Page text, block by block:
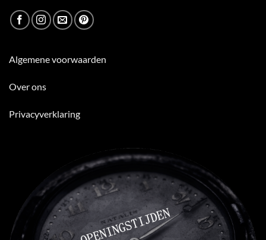
Algemene voorwaarden
Over ons
Privacyverklaring